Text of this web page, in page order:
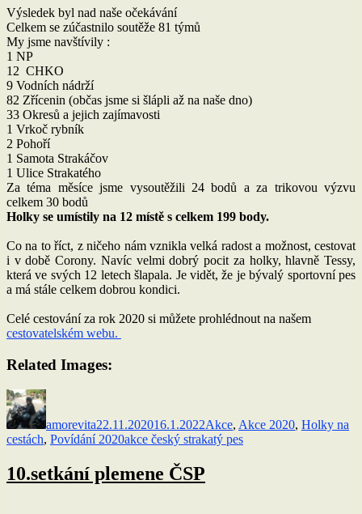
Výsledek byl nad naše očekávání
Celkem se zúčastnilo soutěže 81 týmů
My jsme navštívily :
1 NP
12 CHKO
9 Vodních nádrží
82 Zřícenin (občas jsme si šlápli až na naše dno)
33 Okresů a jejich zajímavosti
1 Vrkoč rybník
2 Pohoří
1 Samota Strakáčov
1 Ulice Strakatého
Za téma měsíce jsme vysoutěžili 24 bodů a za trikovou výzvu
celkem 30 bodů
Holky se umístily na 12 místě s celkem 199 body.
Co na to říct, z ničeho nám vznikla velká radost a možnost, cestovat
i v době Corony. Navíc velmi dobrý pocit za holky, hlavně Tessy,
která ve svých 12 letech šlapala. Je vidět, že je bývalý sportovní pes
a má stále celkem dobrou kondici.
Celé cestování za rok 2020 si můžete prohlédnout na našem
cestovatelském webu.
Related Images:
Autor:
amorevita22.11.202016.1.2022Akce, Akce 2020, Holky na
cestách, Povídání 2020Štítky:
akce český strakatý pes
10.setkání plemene ČSP